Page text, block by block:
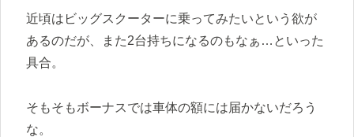
近頃はビッグスクーターに乗ってみたいという欲が
あるのだが、また2台持ちになるのもなぁ…といった
具合。
そもそもボーナスでは車体の額には届かないだろう
な。